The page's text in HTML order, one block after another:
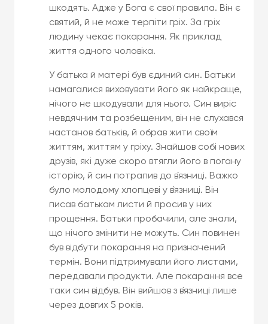
шкодять. Адже у Бога є свої правила. Він є
святий, й не може терпіти гріх. За гріх
людину чекає покарання. Як приклад
життя одного чоловіка.
У батька й матері був єдиний син. Батьки
намагалися виховувати його як найкраще,
нічого не шкодували для нього. Син виріс
невдячним та розбещеним, він не слухався
настанов батьків, й обрав жити своїм
життям, життям у гріху. Знайшов собі нових
друзів, які дуже скоро втягли його в погану
історію, й син потрапив до в`язниці. Важко
було молодому хлопцеві у в`язниці. Він
писав батькам листи й просив у них
прощення. Батьки пробачили, але знали,
що нічого змінити не можуть. Син повинен
був відбути покарання на призначений
термін. Вони підтримували його листами,
передавали продукти. Але покарання все
таки син відбув. Він вийшов з в`язниці лише
через довгих 5 років.